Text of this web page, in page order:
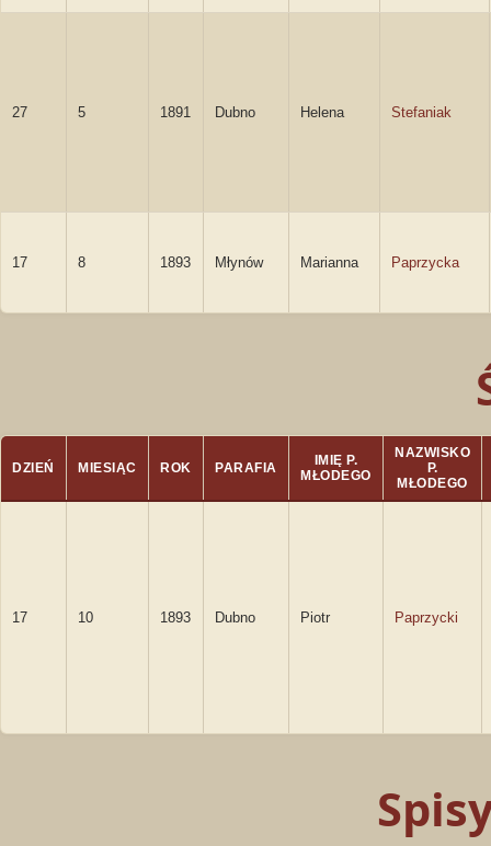
27 5 1891 Dubno Helena Stefaniak
17 8 1893 Młynów Marianna Paprzycka
DZIEŃ MIESIĄC ROK PARAFIA
IMIĘ P.
MŁODEGO
NAZWISKO
P.
MŁODEGO
17 10 1893 Dubno Piotr Paprzycki